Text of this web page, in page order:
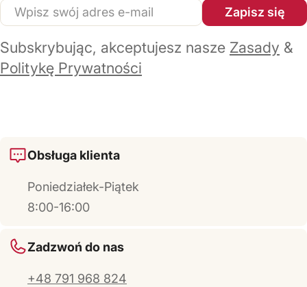
E-
mail
Zapisz się
Subskrybując, akceptujesz nasze Zasady &
Politykę Prywatności
Obsługa klienta
Poniedziałek-Piątek
8:00-16:00
Zadzwoń do nas
+48 791 968 824